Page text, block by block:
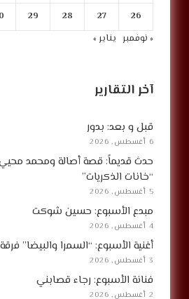
26
27
28
29
« نوفمبر يناير »
آخر التقارير
قبل و بعد: بدور
6 أغسطس, 2026
حدث قديماً: قصة أصالة ومحمد
“خانات الذكريات”
5 أغسطس, 2026
مبدع الأسبوع: حسين شوكت
4 أغسطس, 2026
أغنية الأسبوع: “السمرا والبيضا”
3 أغسطس, 2026
فنانة الأسبوع: رجاء قصابني
2 أغسطس, 2026